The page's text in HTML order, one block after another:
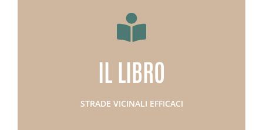
IL LIBRO
STRADE VICINALI EFFICACI
UNA GUIDA DI RIFERIMENTO
Per affrontare la gestione delle strade
vicinali asfaltate e bianche con successo
SCOPRI DI PIU'